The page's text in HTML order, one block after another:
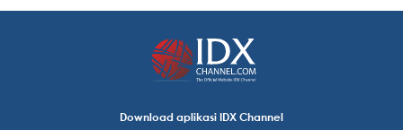
Download aplikasi IDX Channel